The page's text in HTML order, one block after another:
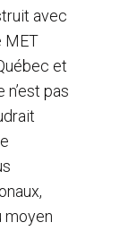
avec
MET
et
n’est pas
moyen